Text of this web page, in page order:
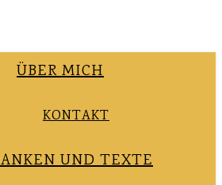
ÜBER MICH
KONTAKT
UND TEXTE